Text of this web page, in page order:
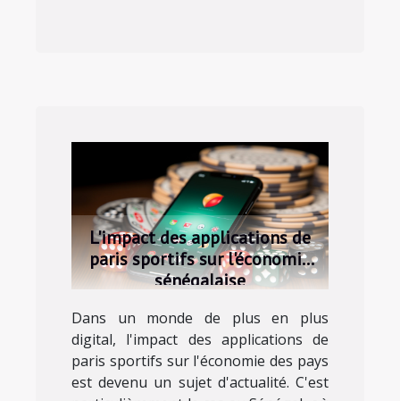
L'impact des applications de
paris sportifs sur l'économie
sénégalaise
Dans un monde de plus en plus
digital, l'impact des applications de
paris sportifs sur l'économie des pays
est devenu un sujet d'actualité. C'est